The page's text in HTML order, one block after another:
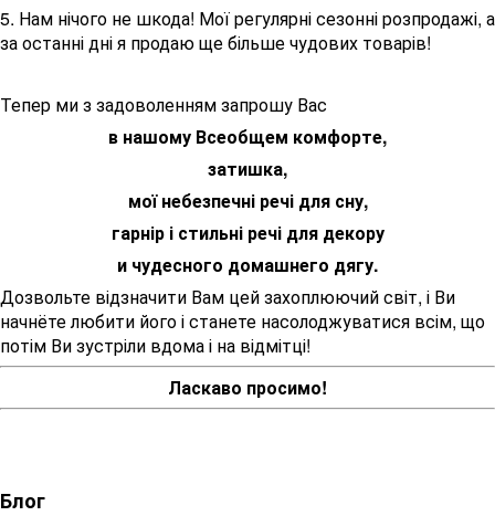
5. Нам нічого не шкода! Мої регулярні сезонні розпродажі, а
за останні дні я продаю ще більше чудових товарів!
Тепер ми з задоволенням запрошу Вас
в нашому Всеобщем комфорте,
затишка,
мої небезпечні речі для сну,
гарнір і стильні речі для декору
и чудесного домашнего дягу.
Дозвольте відзначити Вам цей захоплюючий світ, і Ви
начнёте любити його і станете насолоджуватися всім, що
потім Ви зустріли вдома і на відмітці!
Ласкаво просимо!
Блог